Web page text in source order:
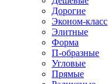
Дорогие
Эконом-класс
Элитные
Форма
П-образные
Угловые
Прямые